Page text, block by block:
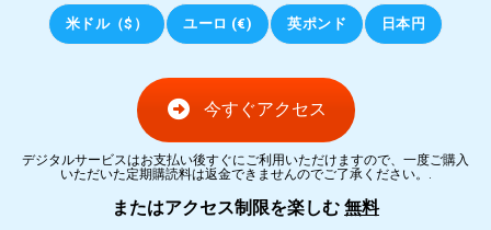
米ドル（$） ユーロ (€) 英ポンド 日本円
今すぐアクセス
デジタルサービスはお支払い後すぐにご利用いただけますので、一度ご購入
いただいた定期購読料は返金できませんのでご了承ください。.
またはアクセス制限を楽しむ 無料